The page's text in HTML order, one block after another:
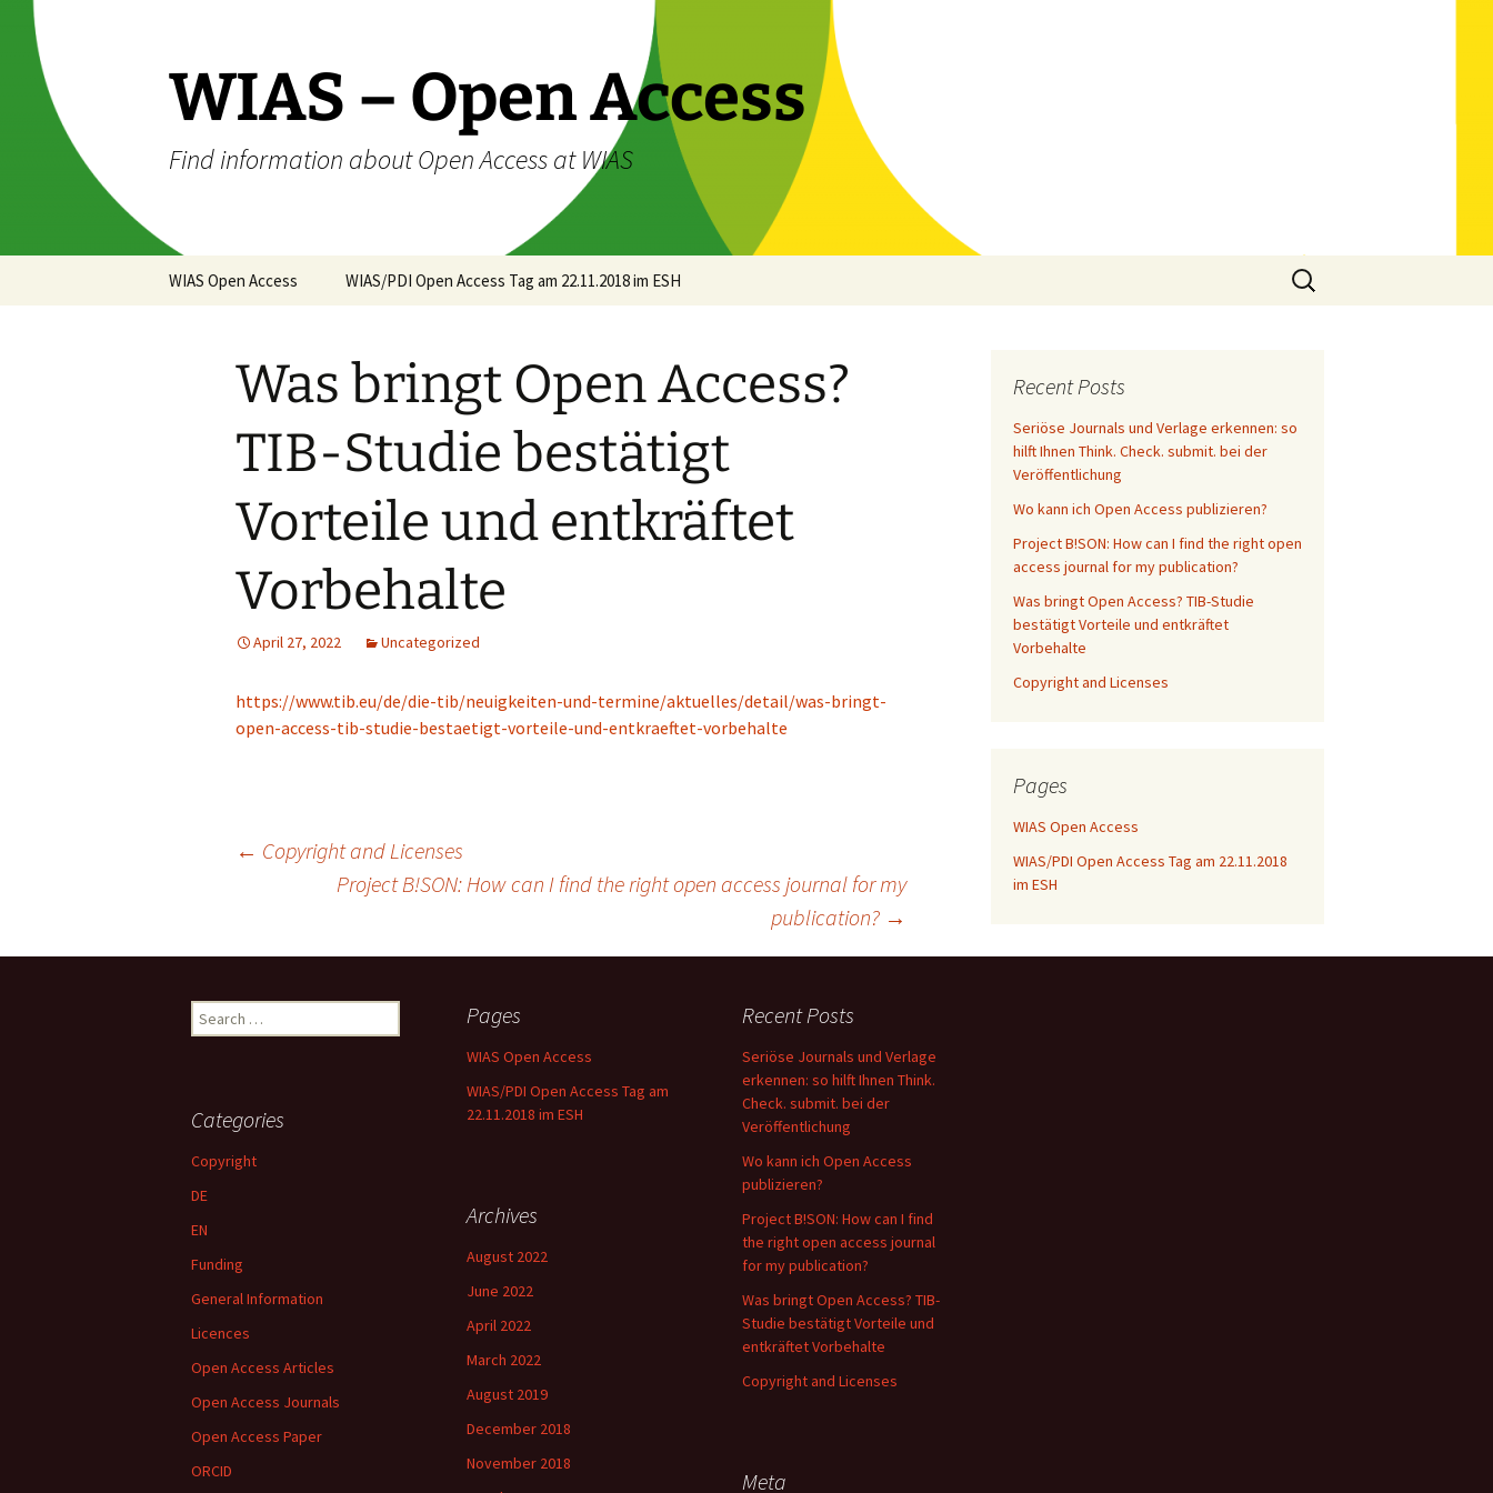
content
WIAS – Open Access
Find information about Open Access at WIAS
WIAS Open Access WIAS/PDI Open Access Tag am 22.11.2018 im ESH
Search
for:
Was bringt Open Access?
TIB-Studie bestätigt
Vorteile und entkräftet
Vorbehalte
April 27, 2022 Uncategorized
https://www.tib.eu/de/die-tib/neuigkeiten-und-termine/aktuelles/detail/was-bringt-
open-access-tib-studie-bestaetigt-vorteile-und-entkraeftet-vorbehalte
← Copyright and Licenses
Project B!SON: How can I find the right open access journal for my
publication? →
Recent Posts
Seriöse Journals und Verlage erkennen: so
hilft Ihnen Think. Check. submit. bei der
Veröffentlichung
Wo kann ich Open Access publizieren?
Project B!SON: How can I find the right open
access journal for my publication?
Was bringt Open Access? TIB-Studie
bestätigt Vorteile und entkräftet
Vorbehalte
Copyright and Licenses
Pages
WIAS Open Access
WIAS/PDI Open Access Tag am 22.11.2018
im ESH
Search
for:
Pages
WIAS Open Access
WIAS/PDI Open Access Tag am
22.11.2018 im ESH
Recent Posts
Seriöse Journals und Verlage
erkennen: so hilft Ihnen Think.
Check. submit. bei der
Veröffentlichung
Wo kann ich Open Access
publizieren?
Project B!SON: How can I find
the right open access journal
for my publication?
Was bringt Open Access? TIB-
Studie bestätigt Vorteile und
entkräftet Vorbehalte
Copyright and Licenses
Categories
Copyright
DE
EN
Funding
General Information
Licences
Open Access Articles
Open Access Journals
Open Access Paper
ORCID
Archives
August 2022
June 2022
April 2022
March 2022
August 2019
December 2018
November 2018
Meta